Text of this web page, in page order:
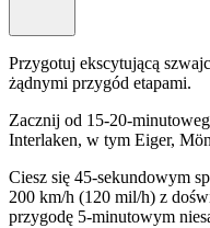
Przygotuj ekscytującą
żądnymi przygód etapami.
Zacznij od 15-20-
Interlaken, w tym Eiger,
Ciesz się 45-sekundowym
200 km/h (120 mil/h) z
przygodę 5-minutowym